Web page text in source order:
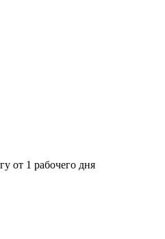
от 1 рабочего дня